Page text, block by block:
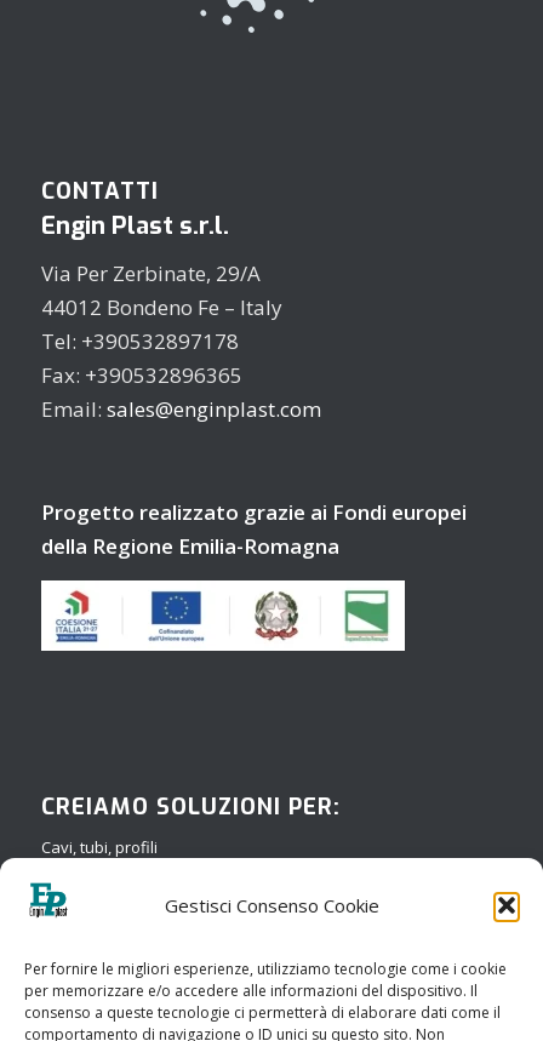
Gestisci Consenso Cookie
Per fornire le migliori esperienze, utilizziamo tecnologie come i cookie
per memorizzare e/o accedere alle informazioni del dispositivo. Il
consenso a queste tecnologie ci permetterà di elaborare dati come il
comportamento di navigazione o ID unici su questo sito. Non
CONTATTI
Engin Plast s.r.l.
Via Per Zerbinate, 29/A
44012 Bondeno Fe – Italy
Tel: +390532897178
Fax: +390532896365
Email: sales@enginplast.com
Progetto realizzato grazie ai Fondi europei
della Regione Emilia-Romagna
CREIAMO SOLUZIONI PER:
Cavi, tubi, profili
Compound
Film
Medicale
Riciclaggio